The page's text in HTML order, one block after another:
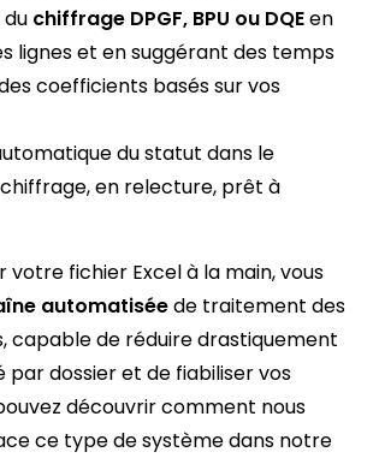
chiffrage DPGF, BPU ou DQEen
lignes et en suggérant des temps
coefficients basés sur vos
du statut dans le
en relecture, prêt à
votre fichier Excel à la main, vous
automatiséede traitement des
capable de réduire drastiquement
par dossier et de fiabiliser vos
découvrir comment nous
ce type de système dans notre